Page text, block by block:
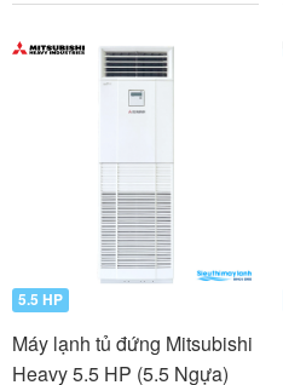
5.5 HP
Máy lạnh tủ đứng Mitsubishi
Heavy 5.5 HP (5.5 Ngựa)